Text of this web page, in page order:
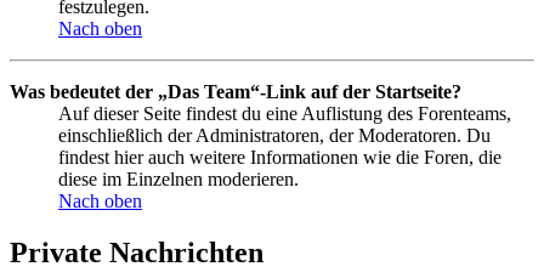
festzulegen.
Nach oben
Was bedeutet der „Das Team“-Link auf der Startseite?
Auf dieser Seite findest du eine Auflistung des Forenteams,
einschließlich der Administratoren, der Moderatoren. Du
findest hier auch weitere Informationen wie die Foren, die
diese im Einzelnen moderieren.
Nach oben
Private Nachrichten